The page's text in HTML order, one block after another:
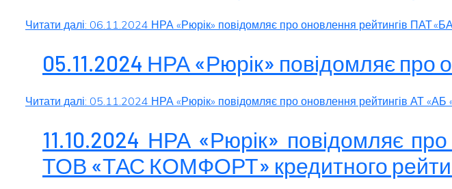
Читати далі: 06.11.2024 НРА «Рюрік» повідомляє про оновлення рейтингів ПАТ
05.11.2024 НРА «Рюрік» повідомляє
Читати далі: 05.11.2024 НРА «Рюрік» повідомляє про оновлення рейтингів АТ
11.10.2024 НРА «Рюрік» повідомляє
ТОВ «ТАС КОМФОРТ» кредитного